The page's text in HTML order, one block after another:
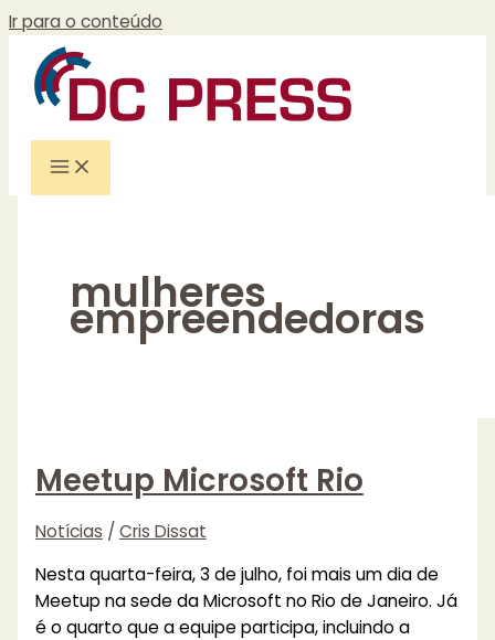
Ir para o conteúdo
mulheres
empreendedoras
Meetup Microsoft Rio
Notícias / Cris Dissat
Nesta quarta-feira, 3 de julho, foi mais um dia de
Meetup na sede da Microsoft no Rio de Janeiro. Já
é o quarto que a equipe participa, incluindo a